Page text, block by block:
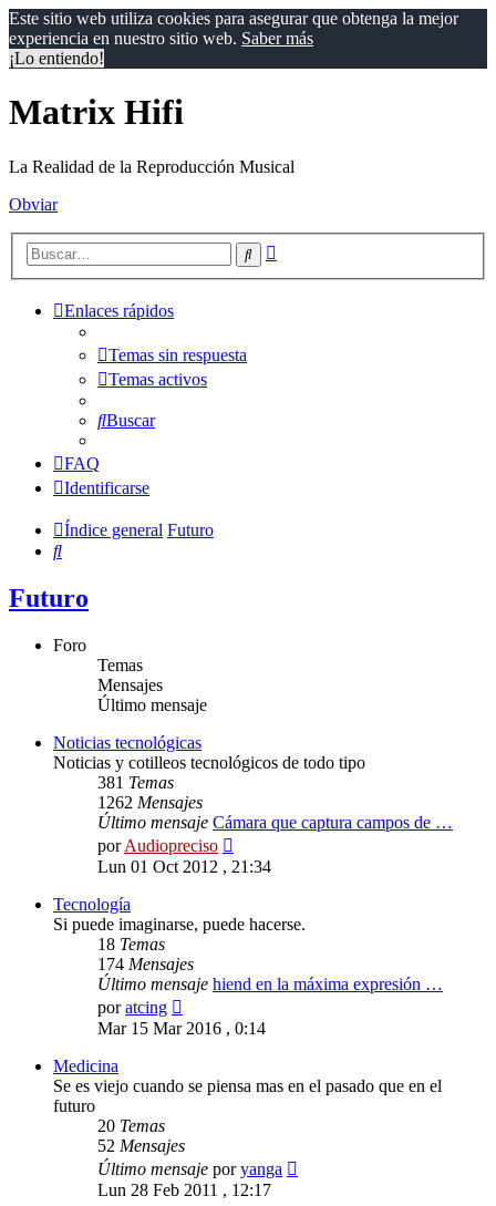
Este sitio web utiliza cookies para asegurar que obtenga la mejor
experiencia en nuestro sitio web. Saber más
¡Lo entiendo!
Matrix Hifi
La Realidad de la Reproducción Musical
Obviar
Buscar
Enlaces rápidos
Temas sin respuesta
Temas activos
Buscar
FAQ
Identificarse
Índice general Futuro
Buscar
Futuro
Foro
Temas
Mensajes
Último mensaje
Noticias tecnológicas
Noticias y cotilleos tecnológicos de todo tipo
381 Temas
1262 Mensajes
Último mensaje Cámara que captura campos de …
porAudiopreciso
último
Lun 01 Oct 2012 , 21:34
Tecnología
Si puede imaginarse, puede hacerse.
18 Temas
174 Mensajes
Último mensaje hiend en la máxima expresión …
poratcing
último
mensaje
Mar 15 Mar 2016 , 0:14
Medicina
Se es viejo cuando se piensa mas en el pasado que en el
futuro
20 Temas
52 Mensajes
Último mensaje poryanga
Lun 28 Feb 2011 , 12:17